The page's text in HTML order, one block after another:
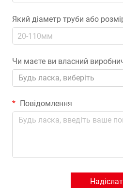
Який діаметр труби або
Чи маєте ви власний
Будь ласка, виберіть
Повідомлення